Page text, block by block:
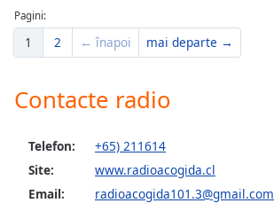
Pagini:
1 2 ← înapoi mai departe →
Contacte radio
Telefon:
+65) 211614
Site:
www.radioacogida.cl
Email:
radioacogida101.3@gmail.com